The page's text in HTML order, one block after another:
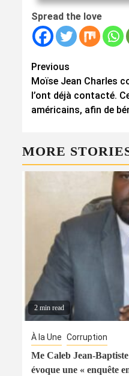
Spread the love
Continue
Reading
Previous
Moïse Jean Charles
l’ont déjà contacté.
américains, afin de
MORE
2 min read
À la Une Corruption
Me Caleb Jean-
évoque une « enquête